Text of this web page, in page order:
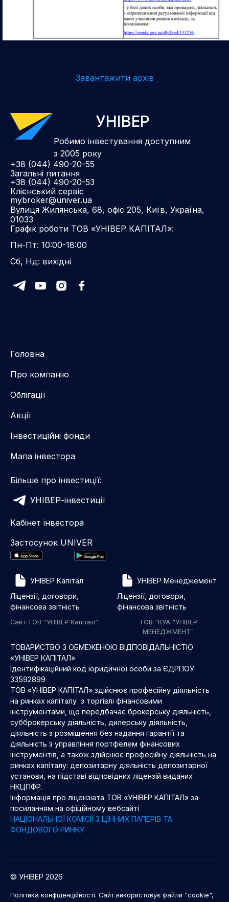
Завантажити архів
УНІВЕР
Робимо інвестування доступним
з 2005 року
+38 (044) 490-20-55
Загальні питання
+38 (044) 490-20-53
Клієнський сервіс
mybroker@univer.ua
Вулиця Жилянська, 68, офіс 205, Київ, Україна,
01033
Графік роботи ТОВ «УНІВЕР КАПІТАЛ»:
Пн-Пт: 10:00-18:00
Сб, Нд: вихідні
Головна
Про компанію
Облігації
Акції
Інвестиційні фонди
Мапа інвестора
Більше про інвестиції:
УНІВЕР-інвестиції
Кабінет інвестора
Застосунок UNIVER
УНІВЕР Капітал
Ліцензії, договори,
фінансова звітність
Сайт ТОВ “УНІВЕР Капітал”
УНІВЕР Менеджемент
Ліцензії, договори,
фінансова звітність
ТОВ "КУА "УНІВЕР
МЕНЕДЖМЕНТ"
ТОВАРИСТВО З ОБМЕЖЕНОЮ ВІДПОВІДАЛЬНІСТЮ
«УНІВЕР КАПІТАЛ»
Ідентифікаційний код юридичної особи за ЄДРПОУ
33592899
ТОВ «УНІВЕР КАПІТАЛ» здійснює професійну діяльність
на ринках капіталу з торгівлі фінансовими
інструментами, що передбачає брокерську діяльність,
субброкерську діяльність, дилерську діяльність,
діяльність з розміщення без надання гарантії та
діяльність з управління портфелем фінансових
інструментів, а також здійснює професійну діяльність на
ринках капіталу: депозитарну діяльність депозитарної
установи, на підставі відповідних ліцензій виданих
НКЦПФР.
Інформація про ліцензіата ТОВ «УНІВЕР КАПІТАЛ» за
посиланням на офіційному вебсайті
НАЦІОНАЛЬНОЇ КОМІСІЇ З ЦІННИХ ПАПЕРІВ ТА
ФОНДОВОГО РИНКУ
© УНІВЕР 2026
Політика конфіденційності. Сайт використовує файли "cookie",